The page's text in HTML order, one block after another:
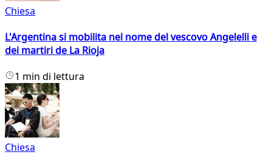
Chiesa
L'Argentina si mobilita nel nome del vescovo Angelelli e
dei martiri de La Rioja
1 min di lettura
Chiesa